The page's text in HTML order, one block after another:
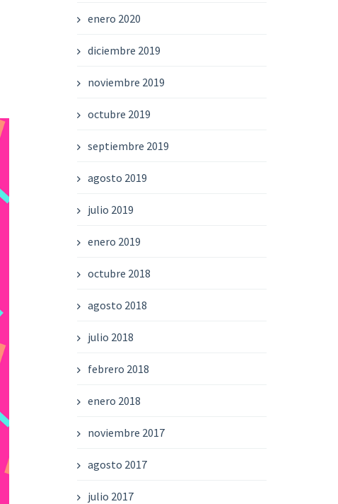
enero 2020
diciembre 2019
noviembre 2019
octubre 2019
septiembre 2019
agosto 2019
julio 2019
enero 2019
octubre 2018
agosto 2018
julio 2018
febrero 2018
enero 2018
noviembre 2017
agosto 2017
julio 2017